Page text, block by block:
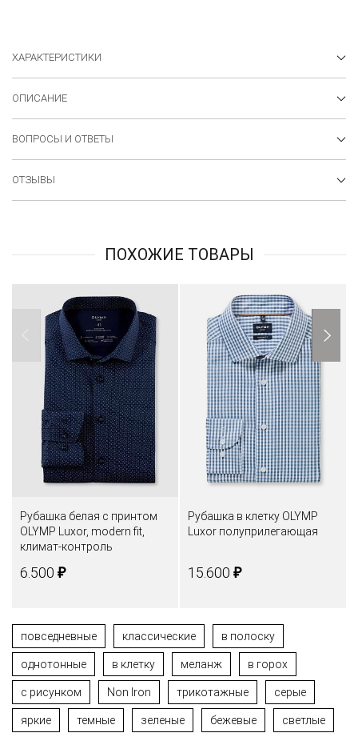
ХАРАКТЕРИСТИКИ
ОПИСАНИЕ
ВОПРОСЫ И ОТВЕТЫ
ОТЗЫВЫ
ПОХОЖИЕ ТОВАРЫ
Рубашка белая с принтом
OLYMP Luxor, modern fit,
климат-контроль
6.500 ₽
Рубашка в клетку OLYMP
Luxor полуприлегающая
15.600 ₽
повседневные классические в полоску
однотонные в клетку меланж в горох
с рисунком Non Iron трикотажные серые
яркие темные зеленые бежевые светлые